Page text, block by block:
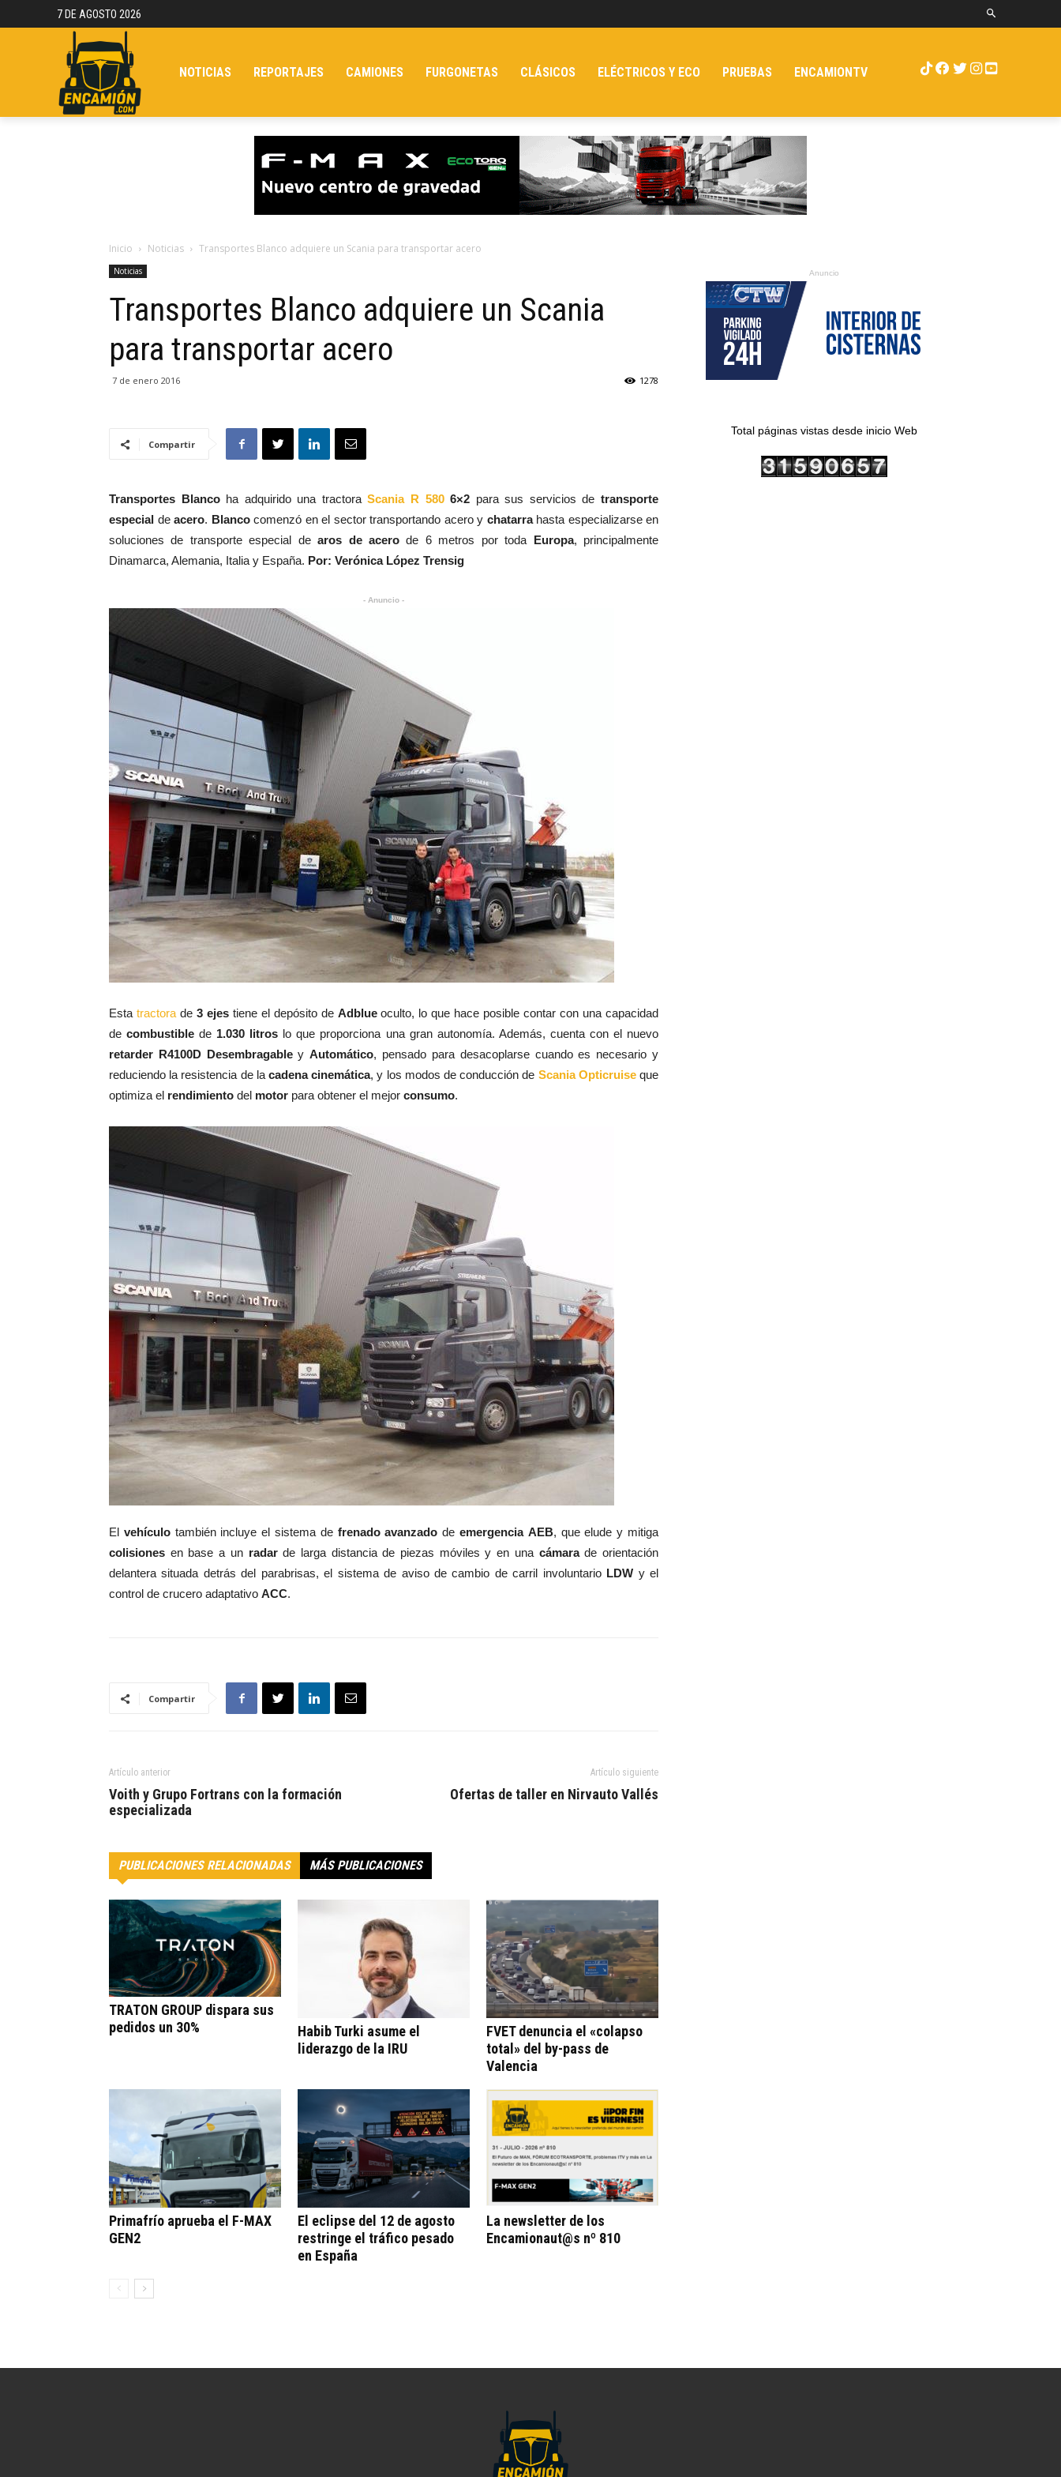
7 DE AGOSTO 2026
NOTICIAS REPORTAJES CAMIONES FURGONETAS CLÁSICOS ELÉCTRICOS Y ECO PRUEBAS ENCAMIONTV
Inicio Noticias Transportes Blanco adquiere un Scania para transportar acero
Noticias
Transportes Blanco adquiere un Scania
para transportar acero
7 de enero 2016 1278
Compartir
Transportes Blancoha adquirido una tractoraScania R 5806×2 para sus servicios detransporte
especial de acero. Blancocomenzó en el sector transportando acero y chatarrahasta especializarse en
soluciones de transporte especial dearos de acero de 6 metros por toda Europa, principalmente
Dinamarca, Alemania, Italia y España. Por: Verónica López Trensig
- Anuncio -
Esta tractorade3 ejestiene el depósito de Adblueoculto, lo que hace posible contar con una capacidad
decombustible de 1.030 litros lo que proporciona una gran autonomía. Además, cuenta con el nuevo
retarder R4100D DesembragableyAutomático, pensado para desacoplarse cuando es necesario y
reduciendo la resistencia de lacadena cinemática, y los modos de conducción de Scania Opticruiseque
optimiza el rendimiento del motor para obtener el mejor consumo.
El vehículotambién incluye el sistema de frenado avanzado deemergencia AEB, que elude y mitiga
colisiones en base a un radarde larga distancia de piezas móviles y en una cámarade orientación
delantera situada detrás del parabrisas, el sistema de aviso de cambio de carril involuntario LDW y el
control de crucero adaptativo ACC.
Compartir
Artículo anterior
Voith y Grupo Fortrans con la formación
especializada
Artículo siguiente
Ofertas de taller en Nirvauto Vallés
PUBLICACIONES RELACIONADAS MÁS PUBLICACIONES
TRATON GROUP dispara sus
pedidos un 30%
Habib Turki asume el
liderazgo de la IRU
FVET denuncia el «colapso
total» del by-pass de
Valencia
Primafrío aprueba el F-MAX
GEN2
El eclipse del 12 de agosto
restringe el tráfico pesado
en España
La newsletter de los
Encamionaut@s nº 810
Anuncio
Total páginas vistas desde inicio Web